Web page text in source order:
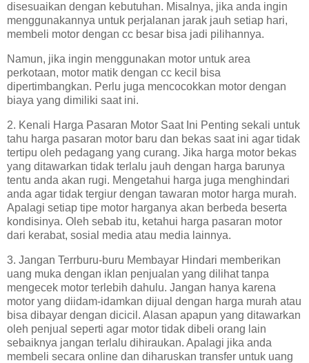
disesuaikan dengan kebutuhan. Misalnya, jika anda ingin
menggunakannya untuk perjalanan jarak jauh setiap hari,
membeli motor dengan cc besar bisa jadi pilihannya.
Namun, jika ingin menggunakan motor untuk area
perkotaan, motor matik dengan cc kecil bisa
dipertimbangkan. Perlu juga mencocokkan motor dengan
biaya yang dimiliki saat ini.
2. Kenali Harga Pasaran Motor Saat Ini Penting sekali untuk
tahu harga pasaran motor baru dan bekas saat ini agar tidak
tertipu oleh pedagang yang curang. Jika harga motor bekas
yang ditawarkan tidak terlalu jauh dengan harga barunya
tentu anda akan rugi. Mengetahui harga juga menghindari
anda agar tidak tergiur dengan tawaran motor harga murah.
Apalagi setiap tipe motor harganya akan berbeda beserta
kondisinya. Oleh sebab itu, ketahui harga pasaran motor
dari kerabat, sosial media atau media lainnya.
3. Jangan Terrburu-buru Membayar Hindari memberikan
uang muka dengan iklan penjualan yang dilihat tanpa
mengecek motor terlebih dahulu. Jangan hanya karena
motor yang diidam-idamkan dijual dengan harga murah atau
bisa dibayar dengan dicicil. Alasan apapun yang ditawarkan
oleh penjual seperti agar motor tidak dibeli orang lain
sebaiknya jangan terlalu dihiraukan. Apalagi jika anda
membeli secara online dan diharuskan transfer untuk uang